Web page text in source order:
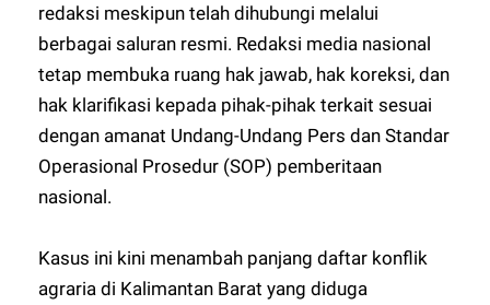
redaksi meskipun telah dihubungi melalui
berbagai saluran resmi. Redaksi media nasional
tetap membuka ruang hak jawab, hak koreksi, dan
hak klarifikasi kepada pihak-pihak terkait sesuai
dengan amanat Undang-Undang Pers dan Standar
Operasional Prosedur (SOP) pemberitaan
nasional.
Kasus ini kini menambah panjang daftar konflik
agraria di Kalimantan Barat yang diduga